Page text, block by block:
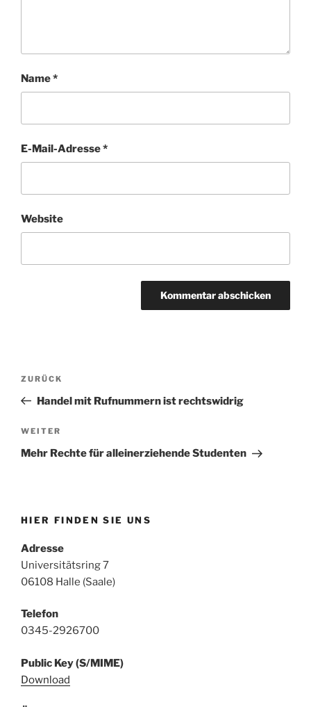
Name*
E-Mail-Adresse*
Website
Beitragsnavigation
Vorheriger
Beitrag
ZURÜCK
Handel mit Rufnummern ist rechtswidrig
Nächster
Beitrag
WEITER
Mehr Rechte für alleinerziehende Studenten
HIER FINDEN SIE UNS
Adresse
Universitätsring 7
06108 Halle (Saale)
Telefon
0345-2926700
Public Key (S/MIME)
Download